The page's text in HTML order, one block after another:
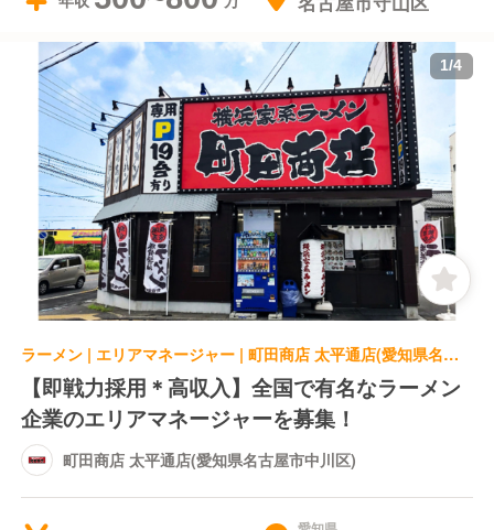
1/4
ラーメン | エリアマネージャー | 町田商店 太平通店(愛知県名古屋市中川区)
【即戦力採用＊高収入】全国で有名なラーメン
企業のエリアマネージャーを募集！
町田商店 太平通店(愛知県名古屋市中川区)